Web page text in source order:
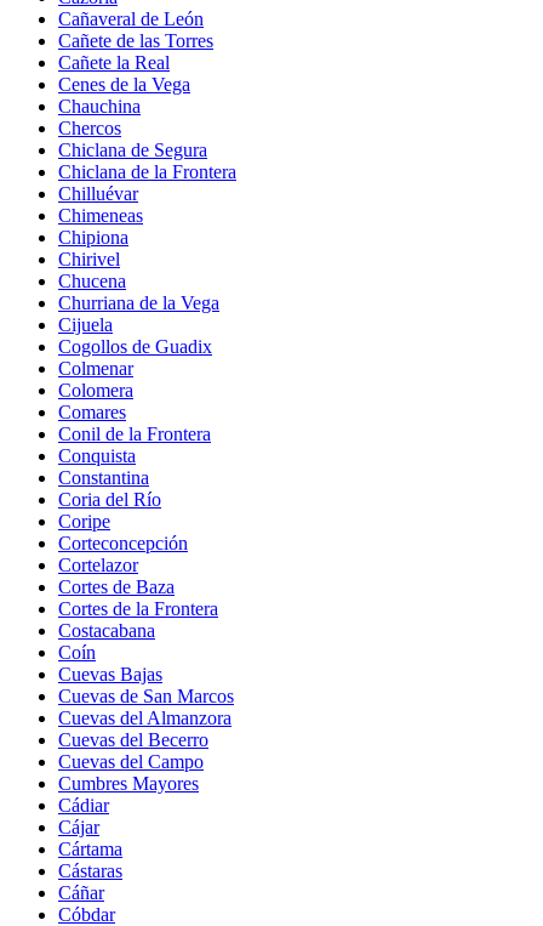
Cañaveral de León
Cañete de las Torres
Cañete la Real
Cenes de la Vega
Chauchina
Chercos
Chiclana de Segura
Chiclana de la Frontera
Chilluévar
Chimeneas
Chipiona
Chirivel
Chucena
Churriana de la Vega
Cijuela
Cogollos de Guadix
Colmenar
Colomera
Comares
Conil de la Frontera
Conquista
Constantina
Coria del Río
Coripe
Corteconcepción
Cortelazor
Cortes de Baza
Cortes de la Frontera
Costacabana
Coín
Cuevas Bajas
Cuevas de San Marcos
Cuevas del Almanzora
Cuevas del Becerro
Cuevas del Campo
Cumbres Mayores
Cádiar
Cájar
Cártama
Cástaras
Cáñar
Cóbdar